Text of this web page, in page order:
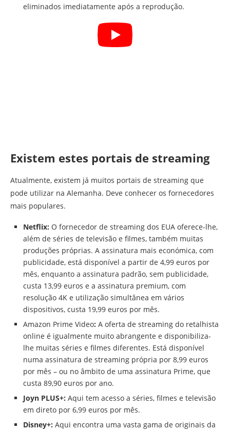
eliminados imediatamente após a reprodução.
Existem estes portais de streaming
Atualmente, existem já muitos portais de streaming que
pode utilizar na Alemanha. Deve conhecer os fornecedores
mais populares.
Netflix: O fornecedor de streaming dos EUA oferece-lhe,
além de séries de televisão e filmes, também muitas
produções próprias. A assinatura mais económica, com
publicidade, está disponível a partir de 4,99 euros por
mês, enquanto a assinatura padrão, sem publicidade,
custa 13,99 euros e a assinatura premium, com
resolução 4K e utilização simultânea em vários
dispositivos, custa 19,99 euros por mês.
Amazon Prime Video: A oferta de streaming do retalhista
online é igualmente muito abrangente e disponibiliza-
lhe muitas séries e filmes diferentes. Está disponível
numa assinatura de streaming própria por 8,99 euros
por mês – ou no âmbito de uma assinatura Prime, que
custa 89,90 euros por ano.
Joyn PLUS+: Aqui tem acesso a séries, filmes e televisão
em direto por 6,99 euros por mês.
Disney+: Aqui encontra uma vasta gama de originais da